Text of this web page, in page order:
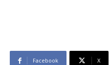
Facebook X